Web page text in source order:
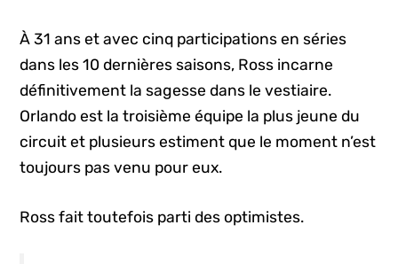
À 31 ans et avec cinq participations en séries
dans les 10 dernières saisons, Ross incarne
définitivement la sagesse dans le vestiaire.
Orlando est la troisième équipe la plus jeune du
circuit et plusieurs estiment que le moment n’est
toujours pas venu pour eux.
Ross fait toutefois parti des optimistes.